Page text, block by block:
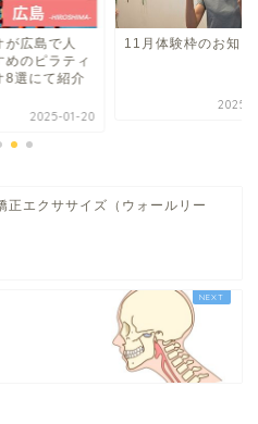
が広島で人
めのピラティ
8選にて紹介
2025-01-20
11月体験枠のお知ら
2025-
正エクササイズ（ウォールリー